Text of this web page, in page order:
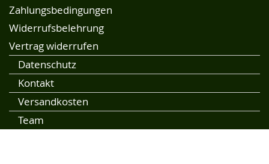
Zahlungsbedingungen
Widerrufsbelehrung
Vertrag widerrufen
Datenschutz
Kontakt
Versandkosten
Team